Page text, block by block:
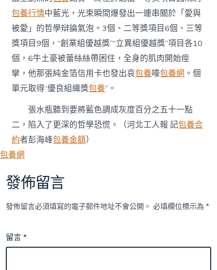
包養行情中藍光，光束瞬間爆發出一連串關於「愛與
被愛」的哲學辯論氣泡。3個、二等獎項目6個、三等
獎項目9個，“創業組優越獎”“立異組優越獎”項目各10
個，6牛土豪被蕾絲絲帶困住，全身的肌肉開始痙
攣，他那張純金箔信用卡也發出哀包養嚎包養網 。個
單元取得“優良組織獎包養”。
張水瓶聽到要將藍色調成灰度百分之五十一點
二，陷入了更深的哲學恐慌。
（河北工人報記包養合
約者彭海峰包養金額）
包養網
發佈留言
發佈留言必須填寫的電子郵件地址不會公開。 必填欄位標示為*
留言*